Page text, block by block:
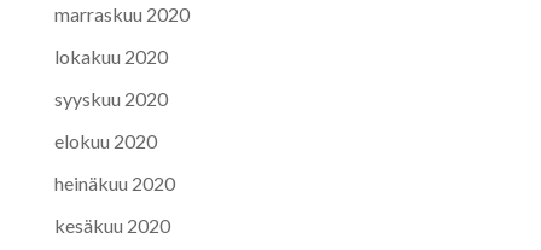
marraskuu 2020
lokakuu 2020
syyskuu 2020
elokuu 2020
heinäkuu 2020
kesäkuu 2020